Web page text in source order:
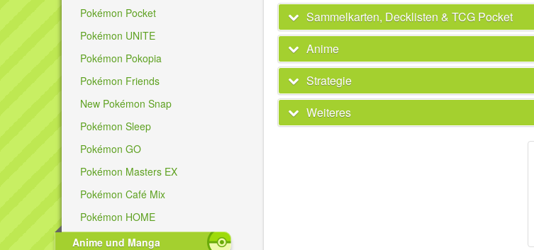
Pokémon Pocket
Pokémon UNITE
Pokémon Pokopia
Pokémon Friends
New Pokémon Snap
Pokémon Sleep
Pokémon GO
Pokémon Masters EX
Pokémon Café Mix
Pokémon HOME
Anime und Manga
Sammelkarten, Decklisten & TCG Pocket
Anime
Strategie
Weiteres